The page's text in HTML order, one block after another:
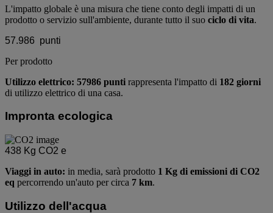
L'impatto globale è una misura che tiene conto degli impatti di un
prodotto o servizio sull'ambiente, durante tutto il suo ciclo di vita.
57.986 punti
Per prodotto
Utilizzo elettrico: 57986 punti rappresenta l'impatto di 182 giorni
di utilizzo elettrico di una casa.
Impronta ecologica
438 Kg CO2 e
Viaggi in auto: in media, sarà prodotto 1 Kg di emissioni di CO2
eq percorrendo un'auto per circa 7 km.
Utilizzo dell'acqua